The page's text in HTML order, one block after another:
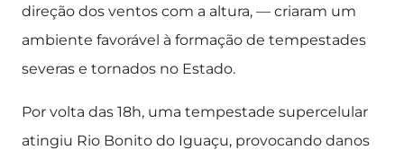
direção dos ventos com a altura, — criaram um
ambiente favorável à formação de tempestades
severas e tornados no Estado.
Por volta das 18h, uma tempestade supercelular
atingiu Rio Bonito do Iguaçu, provocando danos